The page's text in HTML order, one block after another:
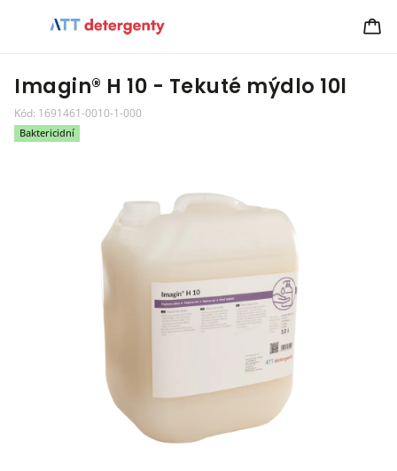
Imagin® H 10 - Tekuté mýdlo 10l
Kód: 1691461-0010-1-000
Baktericidní